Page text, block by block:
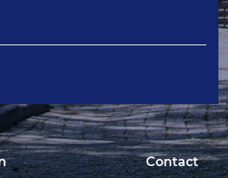
Contact